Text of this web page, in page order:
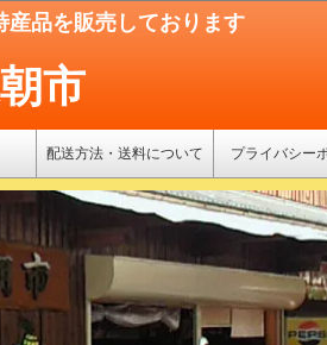
品を販売しております
市
配送方法・送料について プライバシー